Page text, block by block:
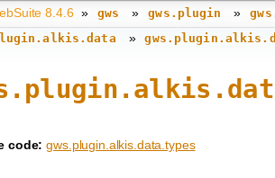
8.4.6 » gws » gws.plugin »
»
code: gws.plugin.alkis.data.types